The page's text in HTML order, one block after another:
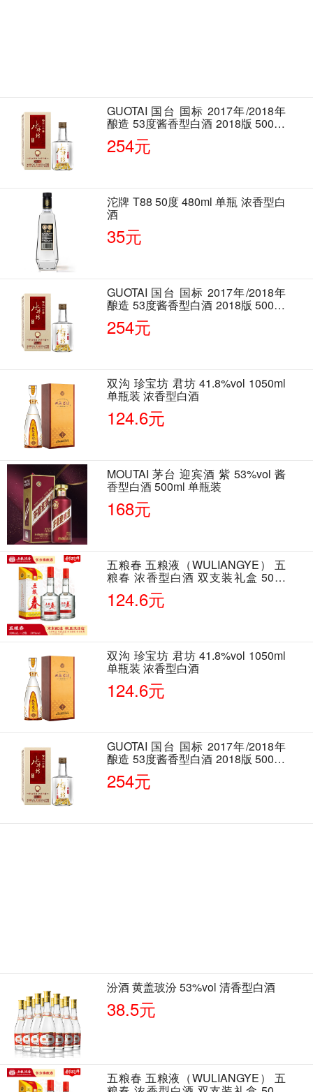
GUOTAI 国台 国标 2017年/2018年
酿造 53度酱香型白酒 2018版 500ml
单瓶装
254元
沱牌 T88 50度 480ml 单瓶 浓香型白
酒
35元
GUOTAI 国台 国标 2017年/2018年
酿造 53度酱香型白酒 2018版 500ml
单瓶装
254元
双沟 珍宝坊 君坊 41.8%vol 1050ml
单瓶装 浓香型白酒
124.6元
MOUTAI 茅台 迎宾酒 紫 53%vol 酱
香型白酒 500ml 单瓶装
168元
五粮春 五粮液（WULIANGYE） 五
粮春 浓香型白酒 双支装礼盒 50度
500ml*2瓶 含酒具
124.6元
双沟 珍宝坊 君坊 41.8%vol 1050ml
单瓶装 浓香型白酒
124.6元
GUOTAI 国台 国标 2017年/2018年
酿造 53度酱香型白酒 2018版 500ml
单瓶装
254元
汾酒 黄盖玻汾 53%vol 清香型白酒
38.5元
五粮春 五粮液（WULIANGYE） 五